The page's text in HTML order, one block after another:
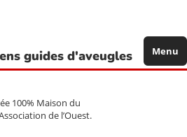
guides d'aveugles Menu
100% Maison du
de l’Ouest.